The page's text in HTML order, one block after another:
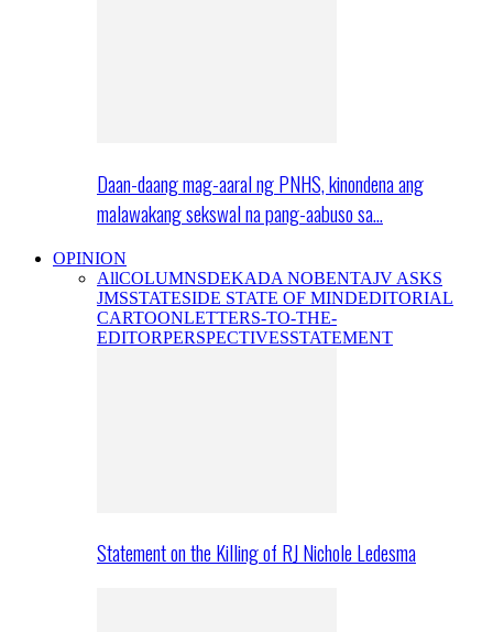
Daan-daang mag-aaral ng PNHS, kinondena ang
malawakang sekswal na pang-aabuso sa…
OPINION
AllCOLUMNSDEKADA NOBENTAJV ASKS
JMSSTATESIDE STATE OF MINDEDITORIAL
CARTOONLETTERS-TO-THE-
EDITORPERSPECTIVESSTATEMENT
Statement on the Killing of RJ Nichole Ledesma